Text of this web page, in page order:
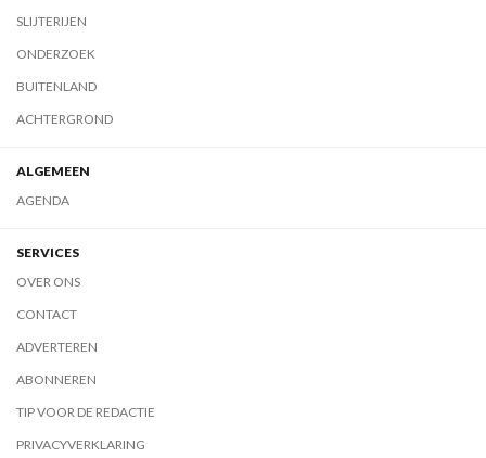
SLIJTERIJEN
ONDERZOEK
BUITENLAND
ACHTERGROND
ALGEMEEN
AGENDA
SERVICES
OVER ONS
CONTACT
ADVERTEREN
ABONNEREN
TIP VOOR DE REDACTIE
PRIVACYVERKLARING